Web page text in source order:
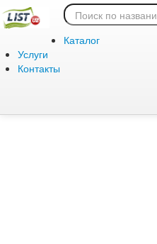
Каталог
Услуги
Контакты
Ошибка